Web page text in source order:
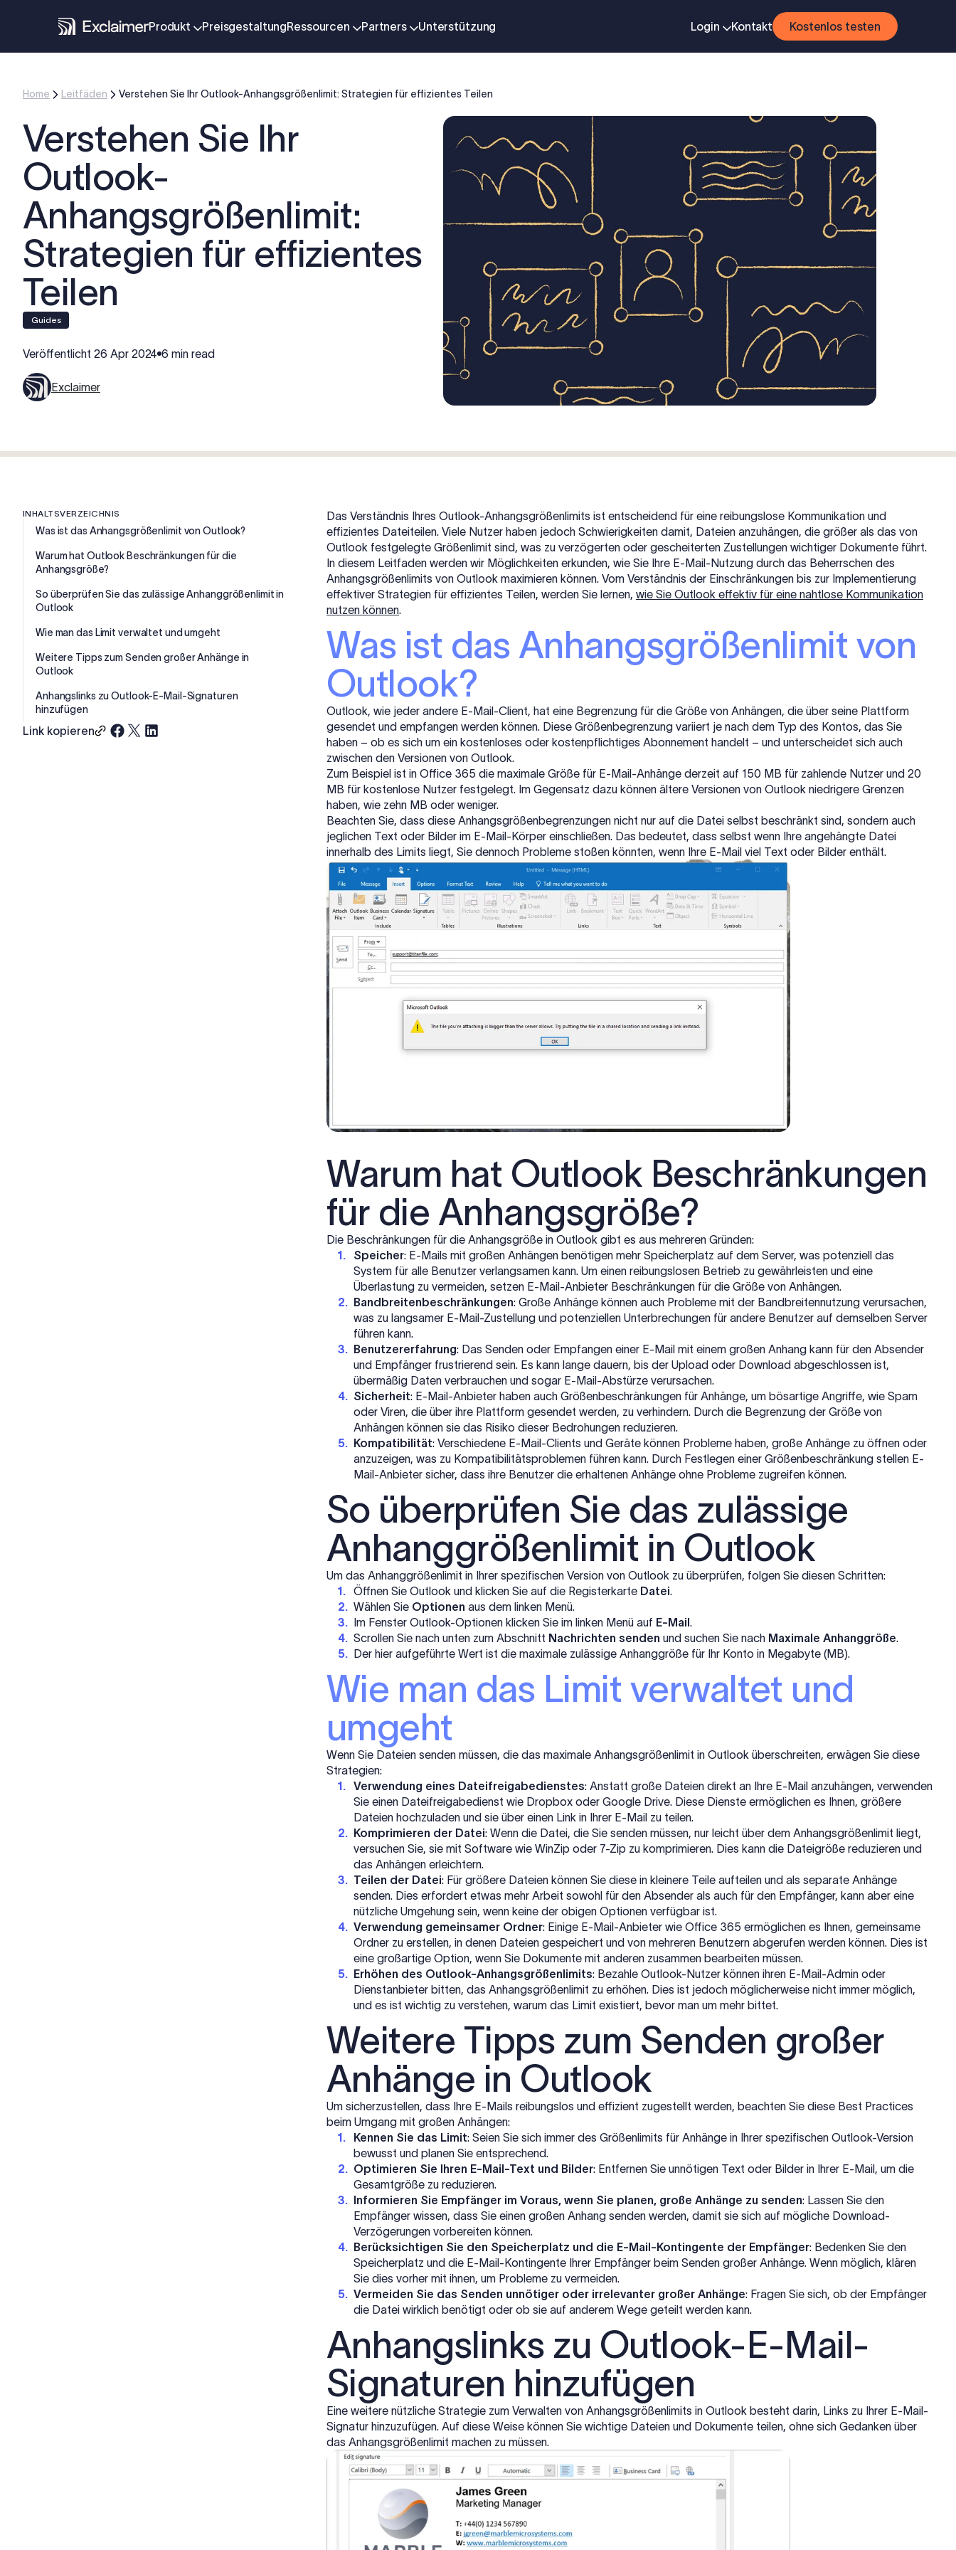
Produkt PreisgestaltungRessourcen Partners Unterstützung Login Kontakt Kostenlos testen
Home Leitfäden Verstehen Sie Ihr Outlook-Anhangsgrößenlimit: Strategien für effizientes Teilen
Verstehen Sie Ihr
Outlook-
Anhangsgrößenlimit:
Strategien für effizientes
Teilen
Guides
Veröffentlicht 26 Apr 2024 6 min read
Exclaimer
INHALTSVERZEICHNIS
Was ist das Anhangsgrößenlimit von Outlook?
Warum hat Outlook Beschränkungen für die
Anhangsgröße?
So überprüfen Sie das zulässige Anhanggrößenlimit in
Outlook
Wie man das Limit verwaltet und umgeht
Weitere Tipps zum Senden großer Anhänge in
Outlook
Anhangslinks zu Outlook-E-Mail-Signaturen
hinzufügen
Link kopieren
Das Verständnis Ihres Outlook-Anhangsgrößenlimits ist entscheidend für eine reibungslose Kommunikation und
effizientes Dateiteilen. Viele Nutzer haben jedoch Schwierigkeiten damit, Dateien anzuhängen, die größer als das von
Outlook festgelegte Größenlimit sind, was zu verzögerten oder gescheiterten Zustellungen wichtiger Dokumente führt.
In diesem Leitfaden werden wir Möglichkeiten erkunden, wie Sie Ihre E-Mail-Nutzung durch das Beherrschen des
Anhangsgrößenlimits von Outlook maximieren können. Vom Verständnis der Einschränkungen bis zur Implementierung
effektiver Strategien für effizientes Teilen, werden Sie lernen, wie Sie Outlook effektiv für eine nahtlose Kommunikation
nutzen können.
Was ist das Anhangsgrößenlimit von
Outlook?
Outlook, wie jeder andere E-Mail-Client, hat eine Begrenzung für die Größe von Anhängen, die über seine Plattform
gesendet und empfangen werden können. Diese Größenbegrenzung variiert je nach dem Typ des Kontos, das Sie
haben – ob es sich um ein kostenloses oder kostenpflichtiges Abonnement handelt – und unterscheidet sich auch
zwischen den Versionen von Outlook.
Zum Beispiel ist in Office 365 die maximale Größe für E-Mail-Anhänge derzeit auf 150 MB für zahlende Nutzer und 20
MB für kostenlose Nutzer festgelegt. Im Gegensatz dazu können ältere Versionen von Outlook niedrigere Grenzen
haben, wie zehn MB oder weniger.
Beachten Sie, dass diese Anhangsgrößenbegrenzungen nicht nur auf die Datei selbst beschränkt sind, sondern auch
jeglichen Text oder Bilder im E-Mail-Körper einschließen. Das bedeutet, dass selbst wenn Ihre angehängte Datei
innerhalb des Limits liegt, Sie dennoch Probleme stoßen könnten, wenn Ihre E-Mail viel Text oder Bilder enthält.
Warum hat Outlook Beschränkungen
für die Anhangsgröße?
Die Beschränkungen für die Anhangsgröße in Outlook gibt es aus mehreren Gründen:
Speicher: E-Mails mit großen Anhängen benötigen mehr Speicherplatz auf dem Server, was potenziell das
System für alle Benutzer verlangsamen kann. Um einen reibungslosen Betrieb zu gewährleisten und eine
Überlastung zu vermeiden, setzen E-Mail-Anbieter Beschränkungen für die Größe von Anhängen.
Bandbreitenbeschränkungen: Große Anhänge können auch Probleme mit der Bandbreitennutzung verursachen,
was zu langsamer E-Mail-Zustellung und potenziellen Unterbrechungen für andere Benutzer auf demselben Server
führen kann.
Benutzererfahrung: Das Senden oder Empfangen einer E-Mail mit einem großen Anhang kann für den Absender
und Empfänger frustrierend sein. Es kann lange dauern, bis der Upload oder Download abgeschlossen ist,
übermäßig Daten verbrauchen und sogar E-Mail-Abstürze verursachen.
Sicherheit: E-Mail-Anbieter haben auch Größenbeschränkungen für Anhänge, um bösartige Angriffe, wie Spam
oder Viren, die über ihre Plattform gesendet werden, zu verhindern. Durch die Begrenzung der Größe von
Anhängen können sie das Risiko dieser Bedrohungen reduzieren.
Kompatibilität: Verschiedene E-Mail-Clients und Geräte können Probleme haben, große Anhänge zu öffnen oder
anzuzeigen, was zu Kompatibilitätsproblemen führen kann. Durch Festlegen einer Größenbeschränkung stellen E-
Mail-Anbieter sicher, dass ihre Benutzer die erhaltenen Anhänge ohne Probleme zugreifen können.
So überprüfen Sie das zulässige
Anhanggrößenlimit in Outlook
Um das Anhanggrößenlimit in Ihrer spezifischen Version von Outlook zu überprüfen, folgen Sie diesen Schritten:
Öffnen Sie Outlook und klicken Sie auf die Registerkarte Datei.
Wählen Sie Optionen aus dem linken Menü.
Im Fenster Outlook-Optionen klicken Sie im linken Menü auf E-Mail.
Scrollen Sie nach unten zum Abschnitt Nachrichten senden und suchen Sie nach Maximale Anhanggröße.
Der hier aufgeführte Wert ist die maximale zulässige Anhanggröße für Ihr Konto in Megabyte (MB).
Wie man das Limit verwaltet und
umgeht
Wenn Sie Dateien senden müssen, die das maximale Anhangsgrößenlimit in Outlook überschreiten, erwägen Sie diese
Strategien:
Verwendung eines Dateifreigabedienstes: Anstatt große Dateien direkt an Ihre E-Mail anzuhängen, verwenden
Sie einen Dateifreigabedienst wie Dropbox oder Google Drive. Diese Dienste ermöglichen es Ihnen, größere
Dateien hochzuladen und sie über einen Link in Ihrer E-Mail zu teilen.
Komprimieren der Datei: Wenn die Datei, die Sie senden müssen, nur leicht über dem Anhangsgrößenlimit liegt,
versuchen Sie, sie mit Software wie WinZip oder 7-Zip zu komprimieren. Dies kann die Dateigröße reduzieren und
das Anhängen erleichtern.
Teilen der Datei: Für größere Dateien können Sie diese in kleinere Teile aufteilen und als separate Anhänge
senden. Dies erfordert etwas mehr Arbeit sowohl für den Absender als auch für den Empfänger, kann aber eine
nützliche Umgehung sein, wenn keine der obigen Optionen verfügbar ist.
Verwendung gemeinsamer Ordner: Einige E-Mail-Anbieter wie Office 365 ermöglichen es Ihnen, gemeinsame
Ordner zu erstellen, in denen Dateien gespeichert und von mehreren Benutzern abgerufen werden können. Dies ist
eine großartige Option, wenn Sie Dokumente mit anderen zusammen bearbeiten müssen.
Erhöhen des Outlook-Anhangsgrößenlimits: Bezahle Outlook-Nutzer können ihren E-Mail-Admin oder
Dienstanbieter bitten, das Anhangsgrößenlimit zu erhöhen. Dies ist jedoch möglicherweise nicht immer möglich,
und es ist wichtig zu verstehen, warum das Limit existiert, bevor man um mehr bittet.
Weitere Tipps zum Senden großer
Anhänge in Outlook
Um sicherzustellen, dass Ihre E-Mails reibungslos und effizient zugestellt werden, beachten Sie diese Best Practices
beim Umgang mit großen Anhängen:
Kennen Sie das Limit: Seien Sie sich immer des Größenlimits für Anhänge in Ihrer spezifischen Outlook-Version
bewusst und planen Sie entsprechend.
Optimieren Sie Ihren E-Mail-Text und Bilder: Entfernen Sie unnötigen Text oder Bilder in Ihrer E-Mail, um die
Gesamtgröße zu reduzieren.
Informieren Sie Empfänger im Voraus, wenn Sie planen, große Anhänge zu senden: Lassen Sie den
Empfänger wissen, dass Sie einen großen Anhang senden werden, damit sie sich auf mögliche Download-
Verzögerungen vorbereiten können.
Berücksichtigen Sie den Speicherplatz und die E-Mail-Kontingente der Empfänger: Bedenken Sie den
Speicherplatz und die E-Mail-Kontingente Ihrer Empfänger beim Senden großer Anhänge. Wenn möglich, klären
Sie dies vorher mit ihnen, um Probleme zu vermeiden.
Vermeiden Sie das Senden unnötiger oder irrelevanter großer Anhänge: Fragen Sie sich, ob der Empfänger
die Datei wirklich benötigt oder ob sie auf anderem Wege geteilt werden kann.
Anhangslinks zu Outlook-E-Mail-
Signaturen hinzufügen
Eine weitere nützliche Strategie zum Verwalten von Anhangsgrößenlimits in Outlook besteht darin, Links zu Ihrer E-Mail-
Signatur hinzuzufügen. Auf diese Weise können Sie wichtige Dateien und Dokumente teilen, ohne sich Gedanken über
das Anhangsgrößenlimit machen zu müssen.